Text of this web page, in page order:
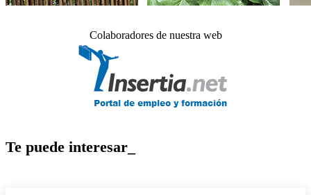
Colaboradores de nuestra web
Te puede interesar_